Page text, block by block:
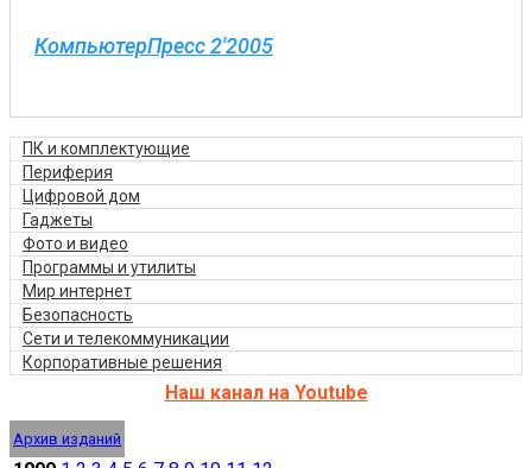
КомпьютерПресс 2'2005
ПК и комплектующие
Периферия
Цифровой дом
Гаджеты
Фото и видео
Программы и утилиты
Мир интернет
Безопасность
Сети и телекоммуникации
Корпоративные решения
Наш канал на Youtube
Архив изданий